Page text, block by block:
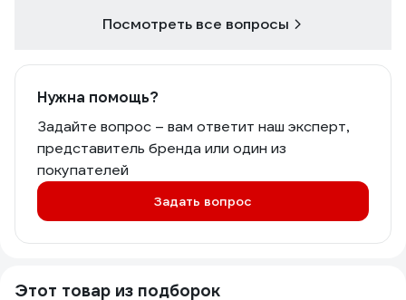
Посмотреть все вопросы
Нужна помощь?
Задайте вопрос – вам ответит наш эксперт,
представитель бренда или один из
покупателей
Задать вопрос
Этот товар из подборок